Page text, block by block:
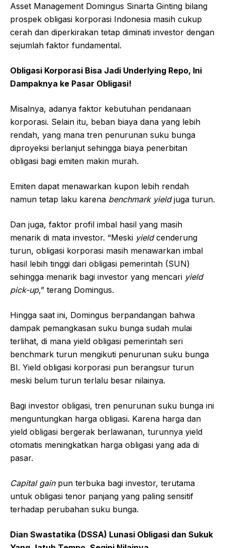
Asset Management Domingus Sinarta Ginting bilang
prospek obligasi korporasi Indonesia masih cukup
cerah dan diperkirakan tetap diminati investor dengan
sejumlah faktor fundamental.
Obligasi Korporasi Bisa Jadi Underlying Repo, Ini
Dampaknya ke Pasar Obligasi!
Misalnya, adanya faktor kebutuhan pendanaan
korporasi. Selain itu, beban biaya dana yang lebih
rendah, yang mana tren penurunan suku bunga
diproyeksi berlanjut sehingga biaya penerbitan
obligasi bagi emiten makin murah.
Emiten dapat menawarkan kupon lebih rendah
namun tetap laku karena benchmark yieldjuga turun.
Dan juga, faktor profil imbal hasil yang masih
menarik di mata investor. “Meski yieldcenderung
turun, obligasi korporasi masih menawarkan imbal
hasil lebih tinggi dari obligasi pemerintah (SUN)
sehingga menarik bagi investor yang mencari yield
pick-up,” terang Domingus.
Hingga saat ini, Domingus berpandangan bahwa
dampak pemangkasan suku bunga sudah mulai
terlihat, di mana yield obligasi pemerintah seri
benchmark turun mengikuti penurunan suku bunga
BI. Yield obligasi korporasi pun berangsur turun
meski belum turun terlalu besar nilainya.
Bagi investor obligasi, tren penurunan suku bunga ini
menguntungkan harga obligasi. Karena harga dan
yield obligasi bergerak berlawanan, turunnya yield
otomatis meningkatkan harga obligasi yang ada di
pasar.
Capital gain pun terbuka bagi investor, terutama
untuk obligasi tenor panjang yang paling sensitif
terhadap perubahan suku bunga.
Dian Swastatika (DSSA) Lunasi Obligasi dan Sukuk